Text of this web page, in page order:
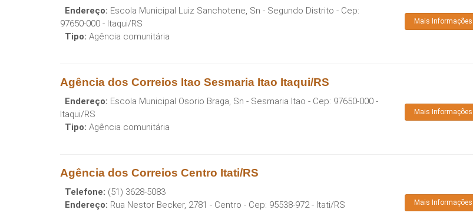
Endereço: Escola Municipal Luiz Sanchotene, Sn - Segundo Distrito - Cep:
97650-000 - Itaqui/RS
Tipo: Agência comunitária
Mais Informações
Agência dos Correios Itao Sesmaria Itao Itaqui/RS
Endereço: Escola Municipal Osorio Braga, Sn - Sesmaria Itao - Cep: 97650-000 -
Itaqui/RS
Tipo: Agência comunitária
Mais Informações
Agência dos Correios Centro Itati/RS
Telefone: (51) 3628-5083
Endereço: Rua Nestor Becker, 2781 - Centro - Cep: 95538-972- Itati/RS Mais Informações